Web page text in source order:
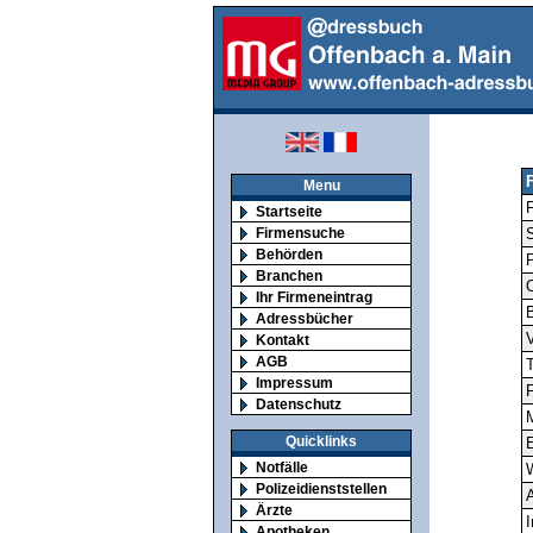
Menu
Startseite
Firmensuche
Behörden
Branchen
Ihr Firmeneintrag
Adressbücher
Kontakt
AGB
Impressum
Datenschutz
Quicklinks
Notfälle
Polizeidienststellen
Ärzte